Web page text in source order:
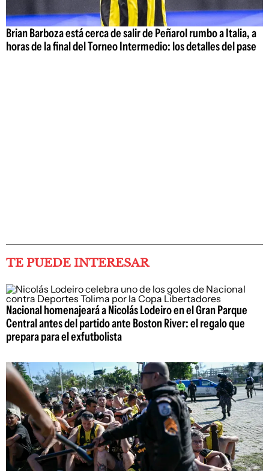
Brian Barboza está cerca de salir de Peñarol rumbo a Italia, a
horas de la final del Torneo Intermedio: los detalles del pase
TE PUEDE INTERESAR
Nacional homenajeará a Nicolás Lodeiro en el Gran Parque
Central antes del partido ante Boston River: el regalo que
prepara para el exfutbolista